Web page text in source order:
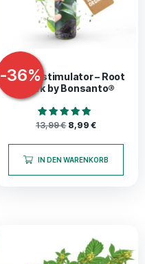
-36%
Wurzelstimulator – Root
Shark by Bonsanto®
Bewertet mit
13,99€ 8,99€
IN DEN WARENKORB